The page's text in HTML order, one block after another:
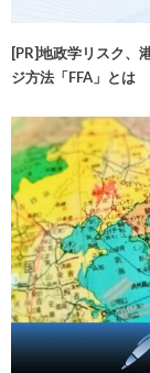
[PR]地政学リスク、
ジ方法「FFA」とは